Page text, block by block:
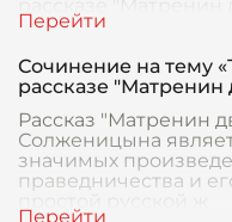
обращается к
Сочинение на тему
рассказе
Рассказ "Матренин
Солженицына
значимых
праведничества и